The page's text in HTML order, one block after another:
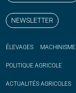
NEWSLETTER
ÉLEVAGES MACHINISME
POLITIQUE AGRICOLE
ACTUALITÉS AGRICOLES